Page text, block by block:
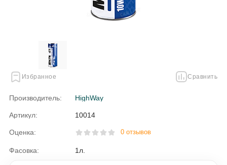
Избранное Сравнить
Производитель: HighWay
Артикул: 10014
Оценка: 0 отзывов
Фасовка: 1л.